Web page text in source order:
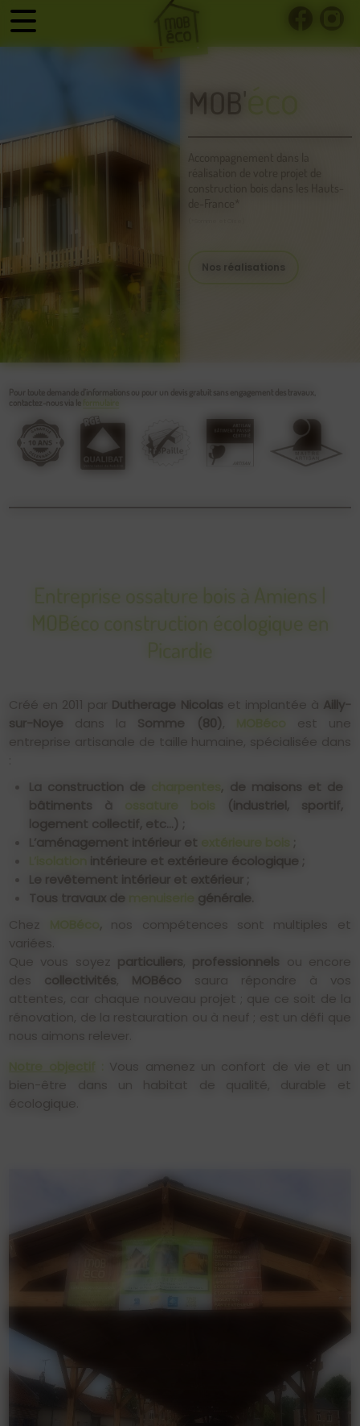
Panneau de gestion des cookies
MOB' éco
Nos réalisations
Pour toute demande d’informations ou pour un devis gratuit sans engagement des travaux,
contactez-nous via le
Entreprise ossature bois à Amiens |
MOBéco construction écologique en
Picardie
Créé en 2011 par Dutherage Nicolas et implantée à Ailly-
sur-Noye dans la Somme (80)
est une
entreprise artisanale de taille humaine, spécialisée dans
La construction de
, de maisons et de
bâtiments à
(industriel, sportif,
logement collectif, etc…) ;
L’aménagement intérieur et
;
intérieure et extérieure écologique ;
Le revêtement intérieur et extérieur ;
Tous travaux de
générale.
Chez
, nos compétences sont multiples et
variées.
Que vous soyez particuliers, professionnels ou encore
des
collectivités MOBéco
saura répondre à vos
attentes, car chaque nouveau projet ; que ce soit de la
rénovation, de la restauration ou à neuf ; est un défi que
nous aimons relever.
Notre objectif
Vous amenez un confort de vie et un
bien-être dans un habitat de qualité, durable et
écologique.